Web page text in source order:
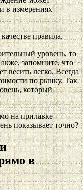
в измерениях
правила.
уровень, то
запомните, что
весить легко. Всегда
по рынку. Так
который
на прилавке
показывает точно?
в